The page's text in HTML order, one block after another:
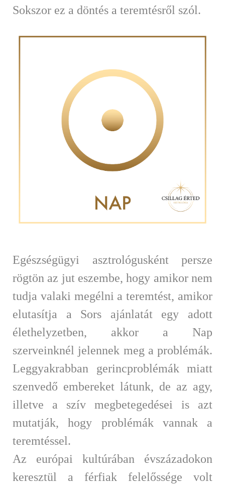
Sokszor ez a döntés a teremtésről szól.
Egészségügyi asztrológusként persze
rögtön az jut eszembe, hogy amikor nem
tudja valaki megélni a teremtést, amikor
elutasítja a Sors ajánlatát egy adott
élethelyzetben, akkor a Nap
szerveinknél jelennek meg a problémák.
Leggyakrabban gerincproblémák miatt
szenvedő embereket látunk, de az agy,
illetve a szív megbetegedései is azt
mutatják, hogy problémák vannak a
teremtéssel.
Az európai kultúrában évszázadokon
keresztül a férfiak felelőssége volt